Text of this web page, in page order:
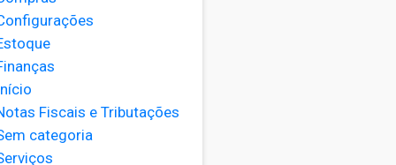
Fiscais e Tributações
categoria